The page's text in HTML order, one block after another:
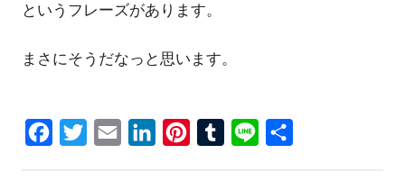
というフレーズがあります。
まさにそうだなっと思います。
Facebook
Twitter Email LinkedInPinterestTumblr Line